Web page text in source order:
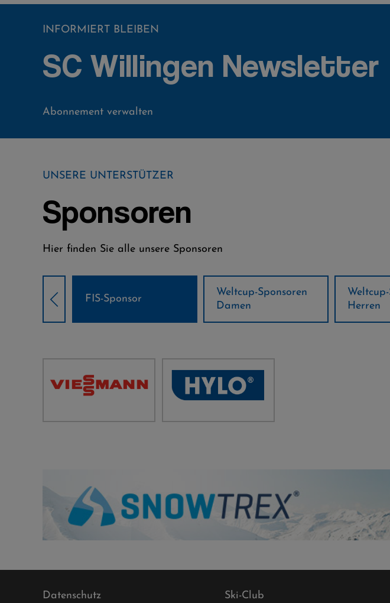
INFORMIERT BLEIBEN
SC Willingen Newsletter
Abonnement verwalten
UNSERE UNTERSTÜTZER
Sponsoren
Hier finden Sie alle unsere Sponsoren
Weltcup-Sponsoren
Damen
Weltcup-Sponsoren
Herren
Mixed-
Datenschutz Ski-Club